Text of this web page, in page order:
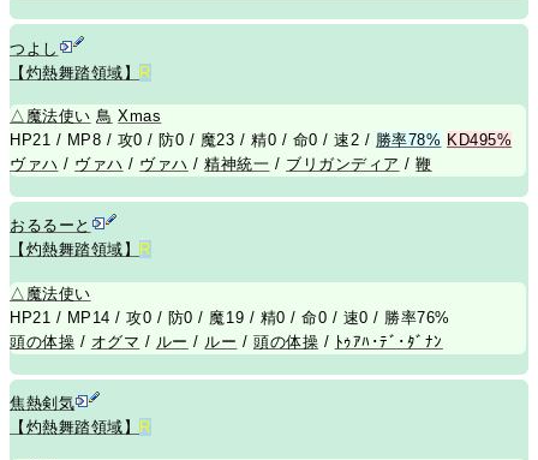
つよし
【灼熱舞踏領域】 R
△ 魔法使い 鳥 Xmas
HP21 / MP8 / 攻0 / 防0 / 魔23 / 精0 / 命0 / 速2 / 勝率78% KD495%
ヴァハ / ヴァハ / ヴァハ /精神統一 / ブリガンディア /鞭
おるるーと
【灼熱舞踏領域】
R
△ 魔法使い
HP21 / MP14 / 攻0 / 防0 / 魔19 / 精0 / 命0 / 速0 / 勝率76%
頭の体操 / オグマ / ルー / ルー / 頭の体操 / ﾄｩｱﾊ･ﾃﾞ･ﾀﾞﾅﾝ
焦熱剣気
【灼熱舞踏領域】
R